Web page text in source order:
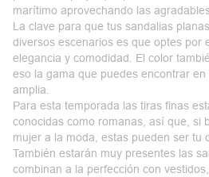
marítimo aprovechando las
La clave para que tus sandalias
diversos escenarios es que optes por
elegancia y comodidad. El color
eso la gama que puedes encontrar
amplia.
Para esta temporada las tiras finas
conocidas como romanas, así que, si
mujer a la moda, estas pueden ser tu
También estarán muy presentes las
combinan a la perfección con